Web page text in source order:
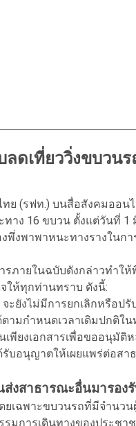
ดเที่ยววิ่งขบวนร
ย (รฟท.) บนสื่อสังคมออน
าง 16 ขบวน ตั้งแต่วันที่ 1
งพาพาหนะทางรางในกา
รภายในฉบับดังกล่าวทำให้
ให้ทุกท่านทราบ ดังนี้:
ยังไม่มีการยกเลิกหรือปรั
ามกำหนดเวลาเดิมปกติใน
ยงเอกสารเพื่อขออนุมัติ
รับอนุญาตให้เผยแพร่ต่อส
งสาธารณะอื่นมารอง
เฉพาะขบวนรถที่มีจำนวน
มการเดินทางของประชา